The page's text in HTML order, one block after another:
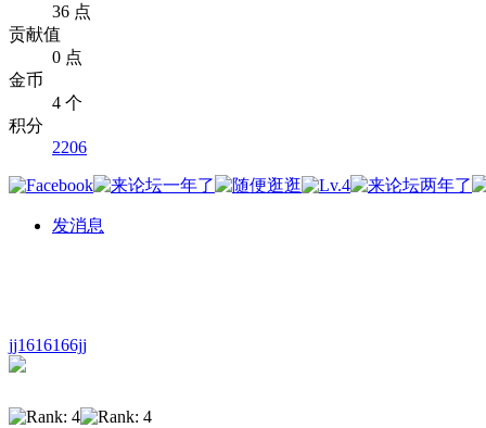
36 点
贡献值
0 点
金币
4 个
积分
2206
发消息
jj1616166jj